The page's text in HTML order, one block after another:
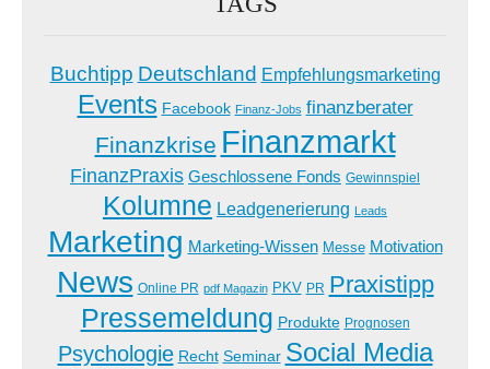
Buchtipp Deutschland Empfehlungsmarketing
Events Facebook Finanz-Jobs finanzberater
Finanzkrise Finanzmarkt
FinanzPraxis Geschlossene Fonds Gewinnspiel
Kolumne Leadgenerierung Leads
Marketing Marketing-Wissen Messe Motivation
News Online PR pdf Magazin PKV PR Praxistipp
Pressemeldung Produkte Prognosen
Psychologie Recht Seminar Social Media